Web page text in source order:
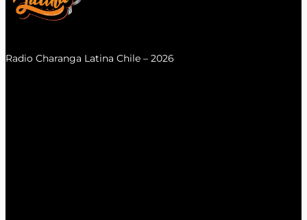
Radio Charanga Latina Chile – 2026